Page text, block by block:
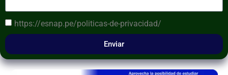
https://esnap.pe/politicas-de-privacidad/
Enviar